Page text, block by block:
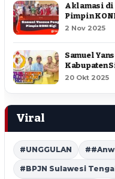
Aklamasi di
Pimpin
2 Nov 2025
Samuel
Kabupaten
20 Okt 2025
Viral
#UNGGULAN
#BPJN Sulawesi